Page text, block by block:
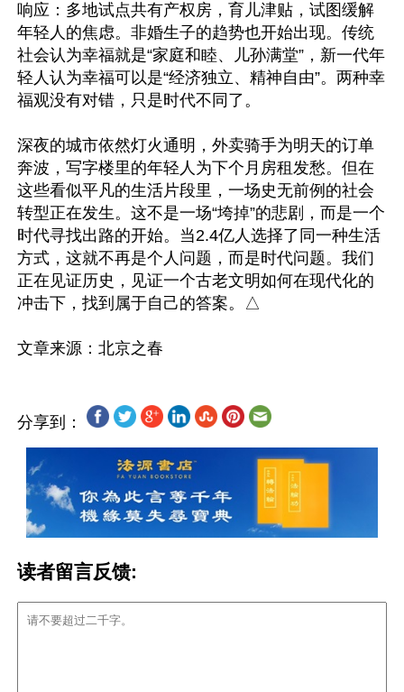
响应：多地试点共有产权房，育儿津贴，试图缓解
年轻人的焦虑。非婚生子的趋势也开始出现。传统
社会认为幸福就是“家庭和睦、儿孙满堂”，新一代年
轻人认为幸福可以是“经济独立、精神自由”。两种幸
福观没有对错，只是时代不同了。
深夜的城市依然灯火通明，外卖骑手为明天的订单
奔波，写字楼里的年轻人为下个月房租发愁。但在
这些看似平凡的生活片段里，一场史无前例的社会
转型正在发生。这不是一场“垮掉”的悲剧，而是一个
时代寻找出路的开始。当2.4亿人选择了同一种生活
方式，这就不再是个人问题，而是时代问题。我们
正在见证历史，见证一个古老文明如何在现代化的
冲击下，找到属于自己的答案。△
分享到：
读者留言反馈: